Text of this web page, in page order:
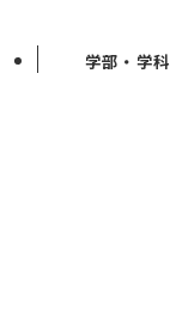
学部・学科